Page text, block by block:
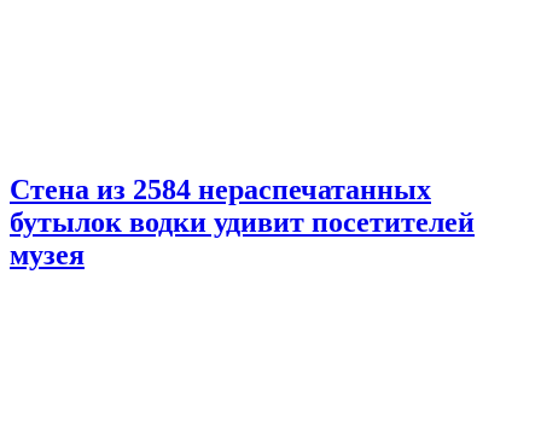
Стена из 2584 нераспечатанных
бутылок водки удивит посетителей
музея